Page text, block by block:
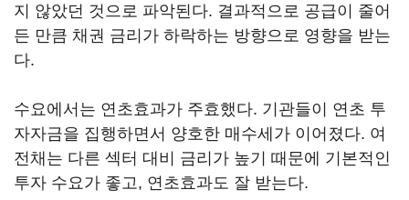
지 않았던 것으로 파악된다. 결과적으로 공급이 줄어
든 만큼 채권 금리가 하락하는 방향으로 영향을 받는
다.
수요에서는 연초효과가 주효했다. 기관들이 연초 투
자자금을 집행하면서 양호한 매수세가 이어졌다. 여
전채는 다른 섹터 대비 금리가 높기 때문에 기본적인
투자 수요가 좋고, 연초효과도 잘 받는다.